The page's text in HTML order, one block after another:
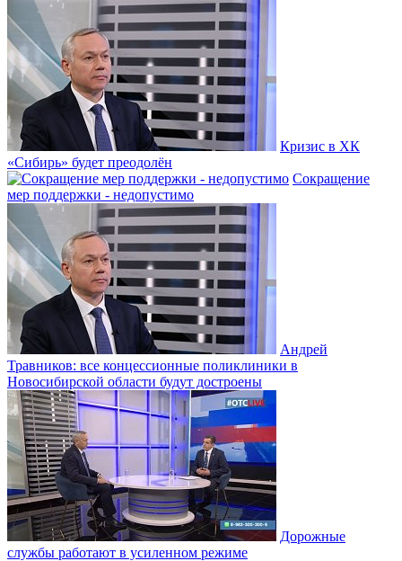
Кризис в ХК
«Сибирь» будет преодолён
Сокращение
мер поддержки - недопустимо
Андрей
Травников: все концессионные поликлиники в
Новосибирской области будут достроены
Дорожные
службы работают в усиленном режиме